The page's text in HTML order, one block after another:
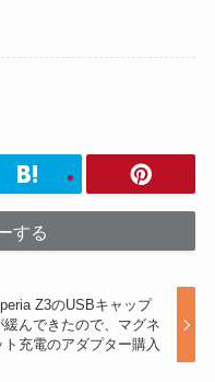
する
Z3のUSBキャップ
緩んできたので、マグネ
ト充電のアダプター購入